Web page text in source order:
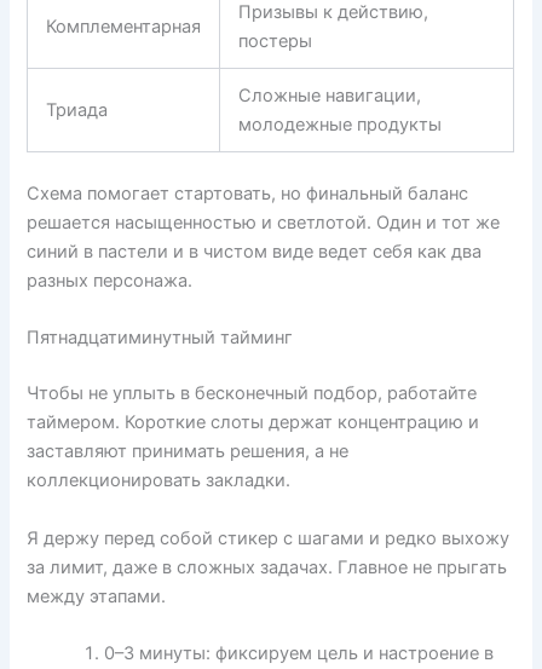
Комплементарная
Призывы к действию,
постеры
Триада
Сложные навигации,
молодежные продукты
Схема помогает стартовать, но финальный баланс
решается насыщенностью и светлотой. Один и тот же
синий в пастели и в чистом виде ведет себя как два
разных персонажа.
Пятнадцатиминутный тайминг
Чтобы не уплыть в бесконечный подбор, работайте
таймером. Короткие слоты держат концентрацию и
заставляют принимать решения, а не
коллекционировать закладки.
Я держу перед собой стикер с шагами и редко выхожу
за лимит, даже в сложных задачах. Главное не прыгать
между этапами.
0–3 минуты: фиксируем цель и настроение в